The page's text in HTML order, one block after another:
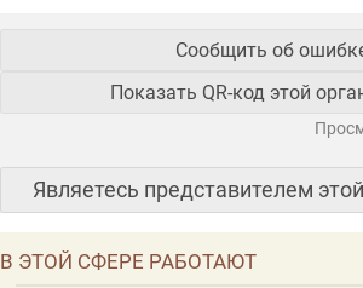
Сообщить об
Показать QR-код этой
Являетесь представителем
В ЭТОЙ СФЕРЕ РАБОТАЮТ